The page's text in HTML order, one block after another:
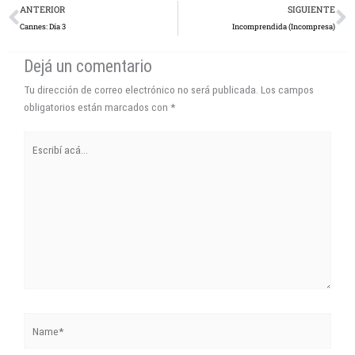
Dejá un comentario
obligatorios están marcados con
Escribí
acá...
Correo